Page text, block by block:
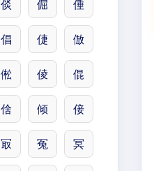
倓 倔 倕
倡 倢 倣
倯 倰 倱
倽 倾 倿
冣 冤 冥